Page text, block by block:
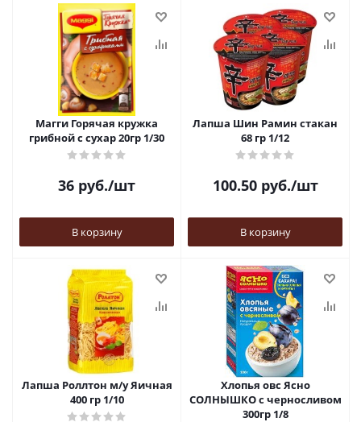
Магги Горячая кружка
грибной с сухар 20гр 1/30
36 руб./шт
В корзину
Лапша Шин Рамин стакан
68 гр 1/12
100.50руб./шт
В корзину
Лапша Роллтон м/у Яичная
400 гр 1/10
Хлопья овс Ясно
СОЛНЫШКО с черносливом
300гр 1/8